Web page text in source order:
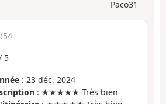
Paco31
5
: 23 déc. 2024
: ★★★★★ Très bien